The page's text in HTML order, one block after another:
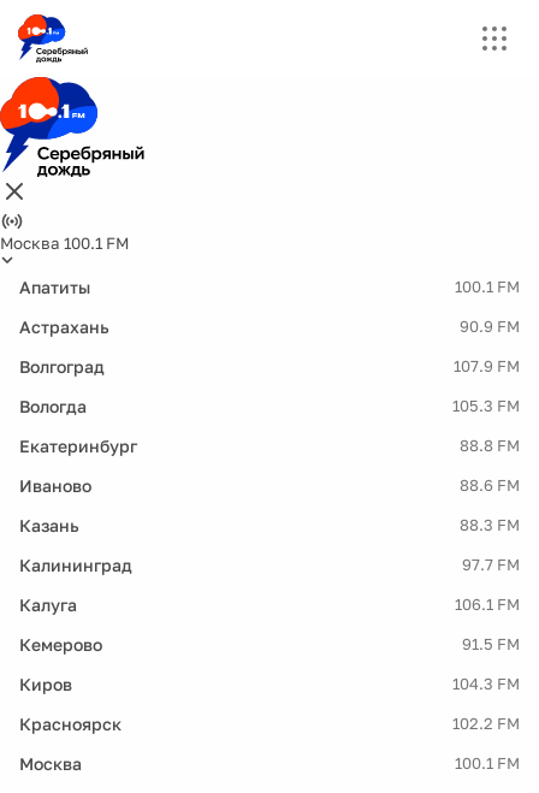
Москва 100.1 FM
Апатиты 100.1 FM
Астрахань 90.9 FM
Волгоград 107.9 FM
Вологда 105.3 FM
Екатеринбург 88.8 FM
Иваново 88.6 FM
Казань 88.3 FM
Калининград 97.7 FM
Калуга 106.1 FM
Кемерово 91.5 FM
Киров 104.3 FM
Красноярск 102.2 FM
Москва 100.1 FM